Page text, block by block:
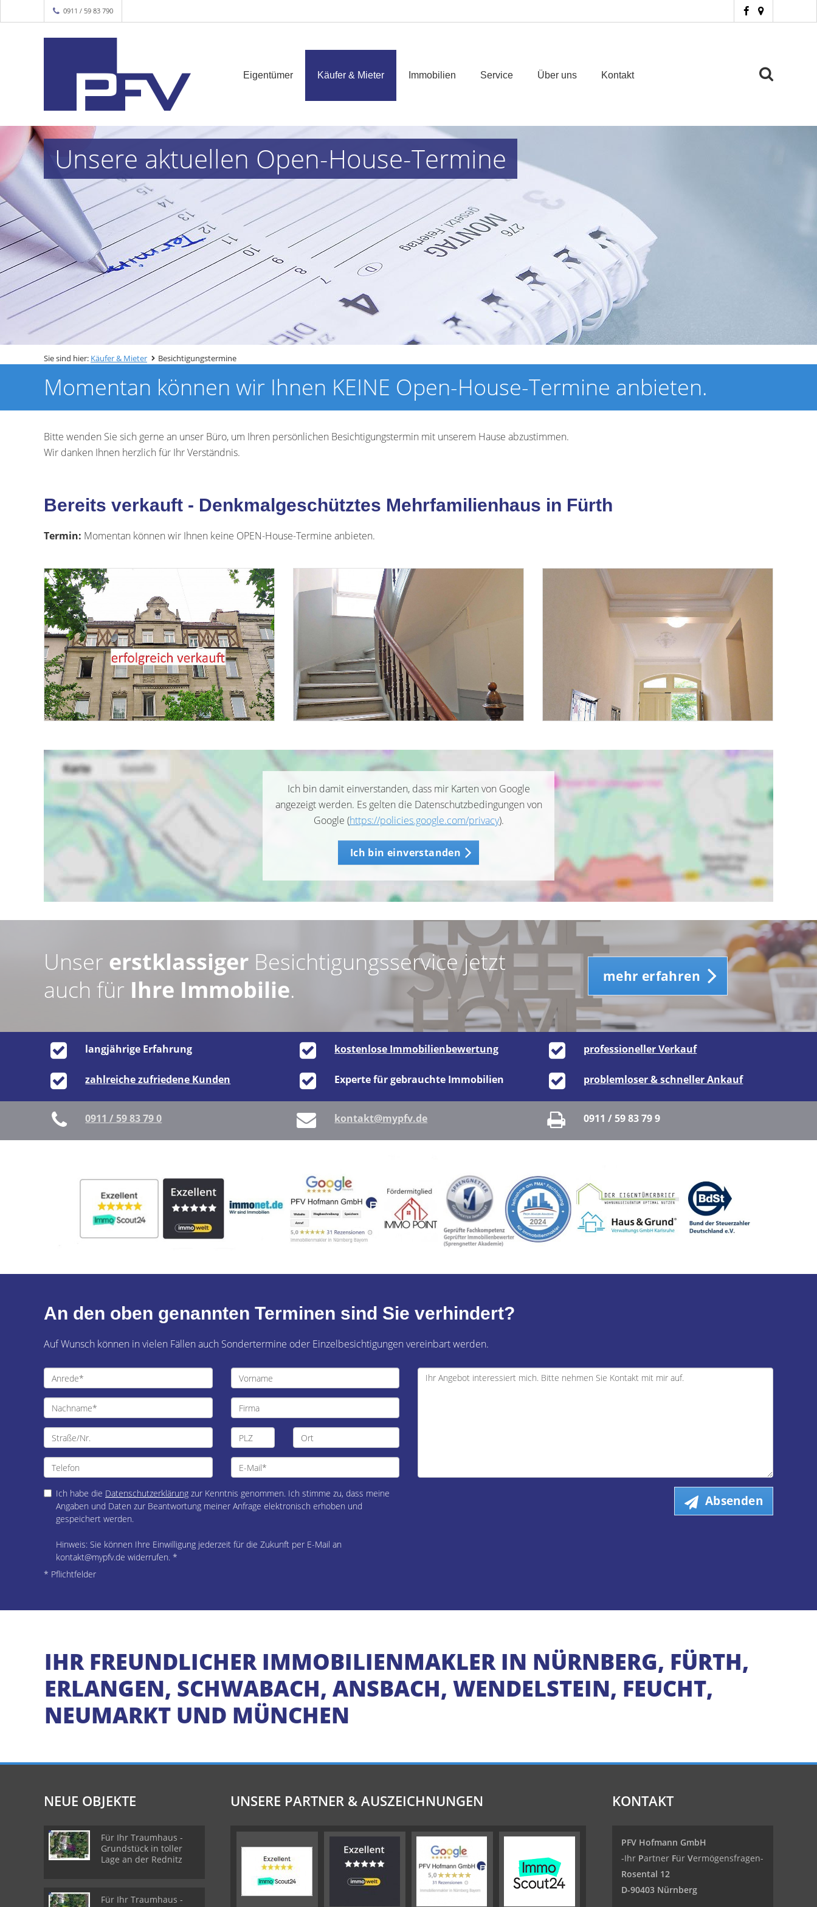
0911 / 59 83 790
Eigentümer Käufer & Mieter Immobilien Service Über uns Kontakt
Unsere aktuellen Open-House-Termine
Sie sind hier: Käufer & Mieter Besichtigungstermine
Momentan können wir Ihnen KEINE Open-House-Termine anbieten.
Bitte wenden Sie sich gerne an unser Büro, um Ihren persönlichen Besichtigungstermin mit unserem Hause abzustimmen.
Wir danken Ihnen herzlich für Ihr Verständnis.
Bereits verkauft - Denkmalgeschütztes Mehrfamilienhaus in Fürth
Termin: Momentan können wir Ihnen keine OPEN-House-Termine anbieten.
Ich bin damit einverstanden, dass mir Karten von Google
angezeigt werden. Es gelten die Datenschutzbedingungen von
Google (https://policies.google.com/privacy).
Ich bin einverstanden
Unser erstklassiger Besichtigungsservice jetzt
auch für Ihre Immobilie. mehr erfahren
langjährige Erfahrung kostenlose Immobilienbewertung professioneller Verkauf
zahlreiche zufriedene Kunden Experte für gebrauchte Immobilien problemloser & schneller Ankauf
0911 / 59 83 79 0 kontakt@mypfv.de 0911 / 59 83 79 9
An den oben genannten Terminen sind Sie verhindert?
Auf Wunsch können in vielen Fällen auch Sondertermine oder Einzelbesichtigungen vereinbart werden.
Ich habe die Datenschutzerklärung zur Kenntnis genommen. Ich stimme zu, dass meine
Angaben und Daten zur Beantwortung meiner Anfrage elektronisch erhoben und
gespeichert werden.
Hinweis: Sie können Ihre Einwilligung jederzeit für die Zukunft per E-Mail an
kontakt@mypfv.de widerrufen. *
* Pflichtfelder
Absenden
IHR FREUNDLICHER IMMOBILIENMAKLER IN NÜRNBERG, FÜRTH,
ERLANGEN, SCHWABACH, ANSBACH, WENDELSTEIN, FEUCHT,
NEUMARKT UND MÜNCHEN
NEUE OBJEKTE
Für Ihr Traumhaus -
Grundstück in toller
Lage an der Rednitz
Für Ihr Traumhaus -
UNSERE PARTNER & AUSZEICHNUNGEN KONTAKT
PFV Hofmann GmbH
-Ihr Partner Für Vermögensfragen-
Rosental 12
D-90403 Nürnberg